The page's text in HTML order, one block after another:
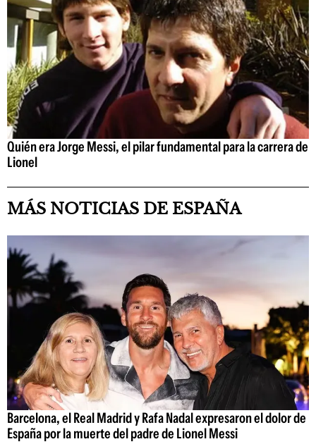
Quién era Jorge Messi, el pilar fundamental para la carrera de
Lionel
MÁS NOTICIAS DE ESPAÑA
Barcelona, el Real Madrid y Rafa Nadal expresaron el dolor de
España por la muerte del padre de Lionel Messi